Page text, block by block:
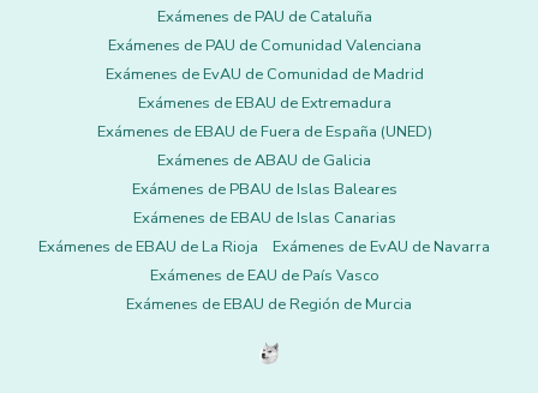
Exámenes de PAU de Cataluña
Exámenes de PAU de Comunidad Valenciana
Exámenes de EvAU de Comunidad de Madrid
Exámenes de EBAU de Extremadura
Exámenes de EBAU de Fuera de España (UNED)
Exámenes de ABAU de Galicia
Exámenes de PBAU de Islas Baleares
Exámenes de EBAU de Islas Canarias
Exámenes de EBAU de La Rioja
Exámenes de EvAU de Navarra
Exámenes de EAU de País Vasco
Exámenes de EBAU de Región de Murcia